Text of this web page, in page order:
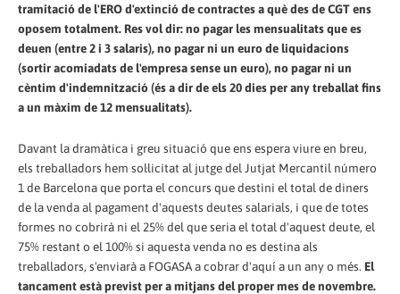
tramitació de l'ERO d'extinció de contractes a què des de CGT ens
oposem totalment. Res vol dir: no pagar les mensualitats que es
deuen (entre 2 i 3 salaris), no pagar ni un euro de liquidacions
(sortir acomiadats de l'empresa sense un euro), no pagar ni un
cèntim d'indemnització (és a dir de els 20 dies per any treballat fins
a un màxim de 12 mensualitats).
Davant la dramàtica i greu situació que ens espera viure en breu,
els treballadors hem sol·licitat al jutge del Jutjat Mercantil número
1 de Barcelona que porta el concurs que destini el total de diners
de la venda al pagament d'aquests deutes salarials, i que de totes
formes no cobrirà ni el 25% del que seria el total d'aquest deute, el
75% restant o el 100% si aquesta venda no es destina als
treballadors, s'enviarà a FOGASA a cobrar d'aquí a un any o més. El
tancament està previst per a mitjans del proper mes de novembre.